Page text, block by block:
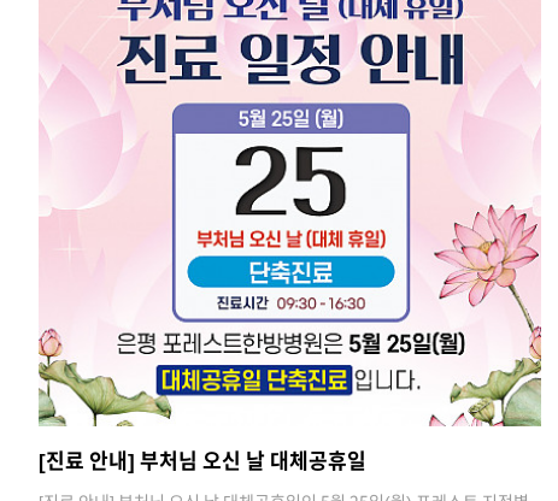
[진료 안내] 부처님 오신 날 대체공휴일